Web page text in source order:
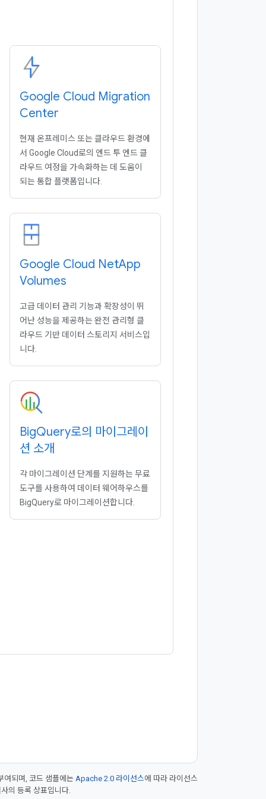
Google Cloud Migration
Center
현재 온프레미스 또는 클라우드 환경에
서 Google Cloud로의 엔드 투 엔드 클
라우드 여정을 가속화하는 데 도움이
되는 통합 플랫폼입니다.
Google Cloud NetApp
Volumes
고급 데이터 관리 기능과 확장성이 뛰
어난 성능을 제공하는 완전 관리형 클
라우드 기반 데이터 스토리지 서비스입
니다.
BigQuery로의 마이그레이
션 소개
각 마이그레이션 단계를 지원하는 무료
도구를 사용하여 데이터 웨어하우스를
BigQuery로 마이그레이션합니다.
여되며, 코드 샘플에는 Apache 2.0 라이선스에 따라 라이선스
의 등록 상표입니다.